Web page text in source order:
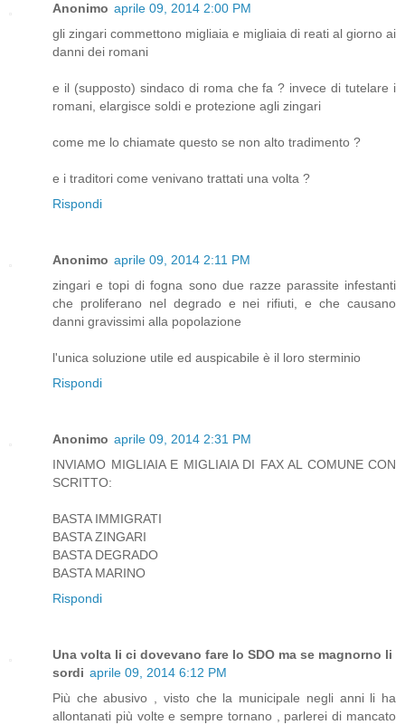
Anonimo aprile 09, 2014 2:00 PM
gli zingari commettono migliaia e migliaia di reati al giorno ai
danni dei romani
e il (supposto) sindaco di roma che fa ? invece di tutelare i
romani, elargisce soldi e protezione agli zingari
come me lo chiamate questo se non alto tradimento ?
e i traditori come venivano trattati una volta ?
Rispondi
Anonimo aprile 09, 2014 2:11 PM
zingari e topi di fogna sono due razze parassite infestanti
che proliferano nel degrado e nei rifiuti, e che causano
danni gravissimi alla popolazione
l'unica soluzione utile ed auspicabile è il loro sterminio
Rispondi
Anonimo aprile 09, 2014 2:31 PM
INVIAMO MIGLIAIA E MIGLIAIA DI FAX AL COMUNE CON
SCRITTO:
BASTA IMMIGRATI
BASTA ZINGARI
BASTA DEGRADO
BASTA MARINO
Rispondi
Una volta li ci dovevano fare lo SDO ma se magnorno li
sordi aprile 09, 2014 6:12 PM
Più che abusivo , visto che la municipale negli anni li ha
allontanati più volte e sempre tornano , parlerei di mancato